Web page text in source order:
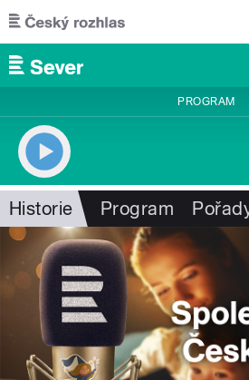
Přejít k hlavnímu obsahu
PROGRAM
Historie Program